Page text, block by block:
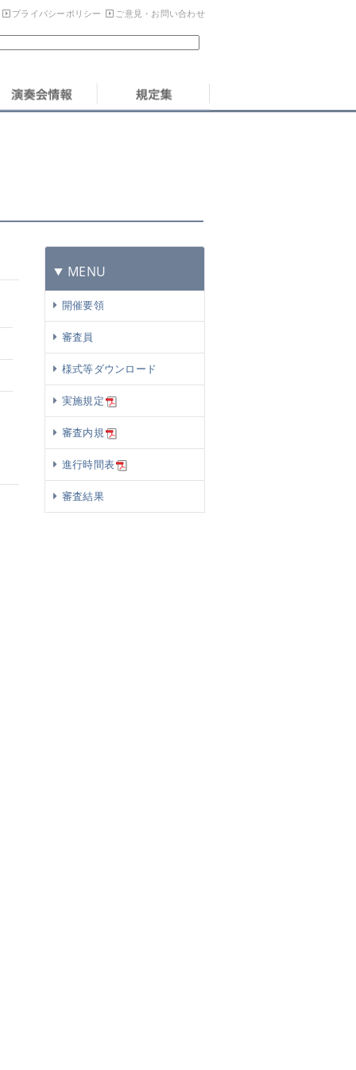
プライバシーポリシー ご意見・お問い合わせ
MENU
開催要領
審査員
様式等ダウンロード
実施規定
審査内規
進行時間表
審査結果